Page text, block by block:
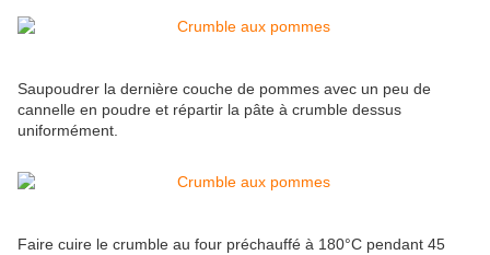
Saupoudrer la dernière couche de pommes avec un peu de
cannelle en poudre et répartir la pâte à crumble dessus
uniformément.
Faire cuire le crumble au four préchauffé à 180°C pendant 45